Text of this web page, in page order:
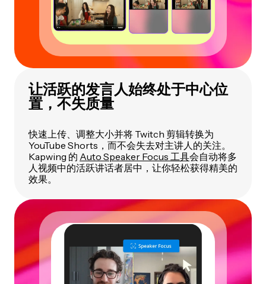
让活跃的发言人始终处于中心位
置，不失质量
快速上传、调整大小并将 Twitch 剪辑转换为
YouTube Shorts，而不会失去对主讲人的关注。
Kapwing 的 Auto Speaker Focus 工具会自动将多
人视频中的活跃讲话者居中，让你轻松获得精美的
效果。